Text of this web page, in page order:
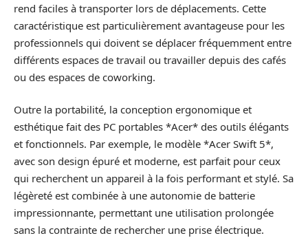
rend faciles à transporter lors de déplacements. Cette
caractéristique est particulièrement avantageuse pour les
professionnels qui doivent se déplacer fréquemment entre
différents espaces de travail ou travailler depuis des cafés
ou des espaces de coworking.
Outre la portabilité, la conception ergonomique et
esthétique fait des PC portables *Acer* des outils élégants
et fonctionnels. Par exemple, le modèle *Acer Swift 5*,
avec son design épuré et moderne, est parfait pour ceux
qui recherchent un appareil à la fois performant et stylé. Sa
légèreté est combinée à une autonomie de batterie
impressionnante, permettant une utilisation prolongée
sans la contrainte de rechercher une prise électrique.